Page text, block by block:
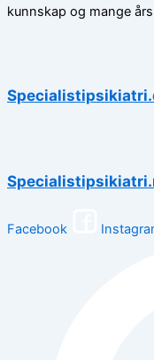
kunnskap og mange
Facebook